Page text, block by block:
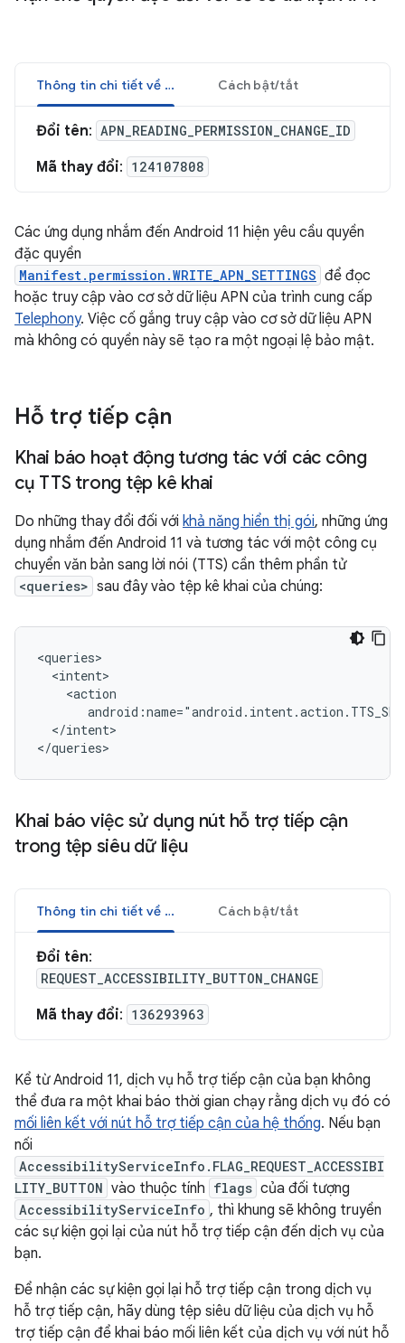
Thông tin chi tiết về nội dung thay đổi Cách bật/tắt
Đổi tên: APN_READING_PERMISSION_CHANGE_ID
Mã thay đổi: 124107808
Các ứng dụng nhắm đến Android 11 hiện yêu cầu quyền
đặc quyền
Manifest.permission.WRITE_APN_SETTINGS để đọc
hoặc truy cập vào cơ sở dữ liệu APN của trình cung cấp
Telephony. Việc cố gắng truy cập vào cơ sở dữ liệu APN
mà không có quyền này sẽ tạo ra một ngoại lệ bảo mật.
Hỗ trợ tiếp cận
Khai báo hoạt động tương tác với các công
cụ TTS trong tệp kê khai
Do những thay đổi đối với khả năng hiển thị gói, những ứng
dụng nhắm đến Android 11 và tương tác với một công cụ
chuyển văn bản sang lời nói (TTS) cần thêm phần tử
<queries> sau đây vào tệp kê khai của chúng:
</intent>
</queries>
Khai báo việc sử dụng nút hỗ trợ tiếp cận
trong tệp siêu dữ liệu
Thông tin chi tiết về nội dung thay đổi Cách bật/tắt
Đổi tên:
REQUEST_ACCESSIBILITY_BUTTON_CHANGE
Mã thay đổi: 136293963
Kể từ Android 11, dịch vụ hỗ trợ tiếp cận của bạn không
thể đưa ra một khai báo thời gian chạy rằng dịch vụ đó có
mối liên kết với nút hỗ trợ tiếp cận của hệ thống. Nếu bạn
nối
AccessibilityServiceInfo.FLAG_REQUEST_ACCESSIBI
LITY_BUTTON vào thuộc tính flags của đối tượng
AccessibilityServiceInfo , thì khung sẽ không truyền
các sự kiện gọi lại của nút hỗ trợ tiếp cận đến dịch vụ của
bạn.
Để nhận các sự kiện gọi lại hỗ trợ tiếp cận trong dịch vụ
hỗ trợ tiếp cận, hãy dùng tệp siêu dữ liệu của dịch vụ hỗ
trợ tiếp cận để khai báo mối liên kết của dịch vụ với nút hỗ